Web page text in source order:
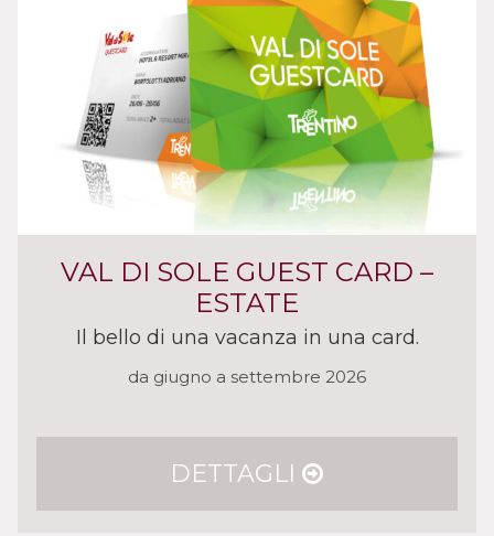
VAL DI SOLE GUEST CARD –
ESTATE
Il bello di una vacanza in una card.
da giugno a settembre 2026
DETTAGLI